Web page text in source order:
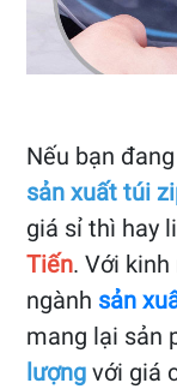
Nếu bạn
sản xuất túi
giá sỉ thì hay
Tiến. Với
ngành sản
mang lại sản
lượng với giá